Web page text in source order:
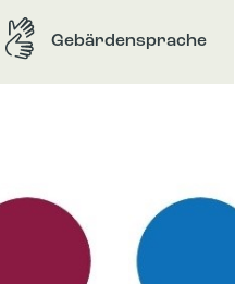
Gebärdensprache